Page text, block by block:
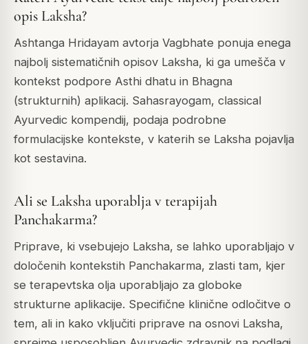
opis Laksha?
Ashtanga Hridayam avtorja Vagbhate ponuja enega
najbolj sistematičnih opisov Laksha, ki ga umešča v
kontekst podpore Asthi dhatu in Bhagna
(strukturnih) aplikacij. Sahasrayogam, classical
Ayurvedic kompendij, podaja podrobne
formulacijske kontekste, v katerih se Laksha pojavlja
kot sestavina.
Ali se Laksha uporablja v terapijah
Panchakarma?
Priprave, ki vsebujejo Laksha, se lahko uporabljajo v
določenih kontekstih Panchakarma, zlasti tam, kjer
se terapevtska olja uporabljajo za globoke
strukturne aplikacije. Specifične klinične odločitve o
tem, ali in kako vključiti priprave na osnovi Laksha,